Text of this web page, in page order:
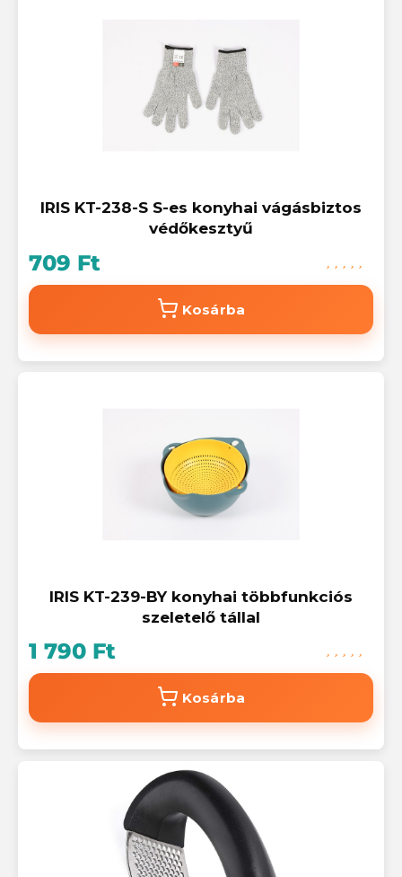
IRIS KT-238-S S-es konyhai vágásbiztos
védőkesztyű
709 Ft
Kosárba
IRIS KT-239-BY konyhai többfunkciós
szeletelő tállal
1 790 Ft
Kosárba